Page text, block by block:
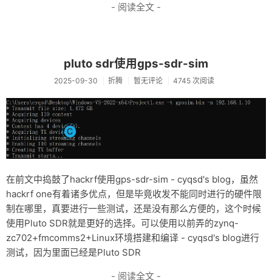
- 阅读全文 -
pluto sdr使用gps-sdr-sim
2025-09-30 折腾 暂无评论 4745 次阅读
在前文中捣鼓了hackrf使用gps-sdr-sim - cyqsd's blog，虽然
hackrf one有着诸多优点，但是毕竟收发不能同时进行的硬件限
制在哪里，真要进行一些测试，还是没有那么方便的，这个时候
使用Pluto SDR就是更好的选择。可以使用以前弄的zynq-
zc702+fmcomms2+Linux环境搭建和编译 - cyqsd's blog进行
测试，因为里面已经是Pluto SDR
- 阅读全文 -